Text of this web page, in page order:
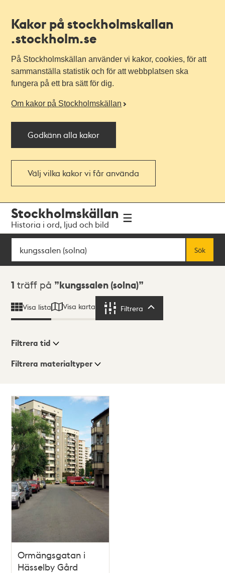
Kakor på stockholmskallan
.stockholm.se
På Stockholmskällan använder vi kakor, cookies, för att
sammanställa statistik och för att webbplatsen ska
fungera på ett bra sätt för dig.
Om kakor på Stockholmskällan
Godkänn alla kakor
Välj vilka kakor vi får använda
navigationen
huvudinnehållet
Stockholmskällan
Historia i ord, ljud och bild
Sök
Sök
Sökresultat
1 träff på kungssalen (solna)
Visa lista Visa karta Filtrera
Visningsläge
ListaKarta
Filtrera tid
Filtrera materialtyper
träffar
Ormängsgatan i
Hässelby Gård